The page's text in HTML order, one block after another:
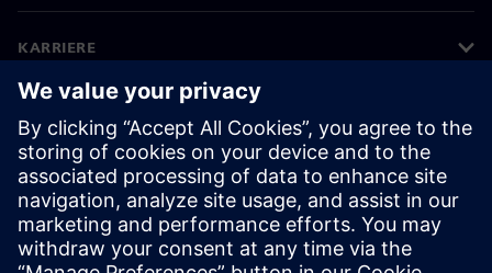
KARRIERE
©Siemens 2026
Bedriftsinformasjon
Personvernerklæring